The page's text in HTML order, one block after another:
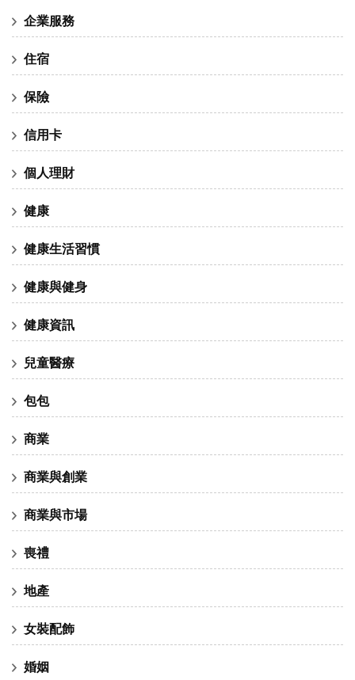
企業服務
住宿
保險
信用卡
個人理財
健康
健康生活習慣
健康與健身
健康資訊
兒童醫療
包包
商業
商業與創業
商業與市場
喪禮
地產
女裝配飾
婚姻